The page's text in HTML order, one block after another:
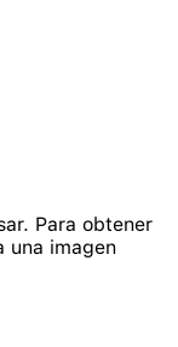
Para obtener
una imagen